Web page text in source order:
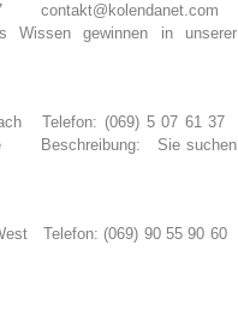
gewinnen in unserer
Telefon: (069) 5 07 61 37
Beschreibung: Sie suchen
Telefon: (069) 90 55 90 60